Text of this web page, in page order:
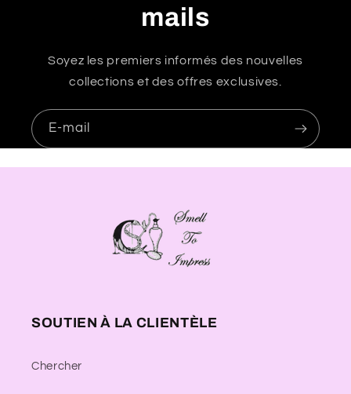
mails
Soyez les premiers informés des nouvelles
collections et des offres exclusives.
E-mail
SOUTIEN À LA CLIENTÈLE
Chercher